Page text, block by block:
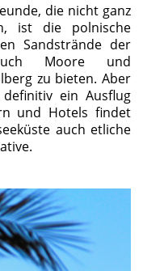
die nicht ganz
ist die polnische
Sandstrände der
Moore und
zu bieten. Aber
ein Ausflug
und Hotels findet
auch etliche